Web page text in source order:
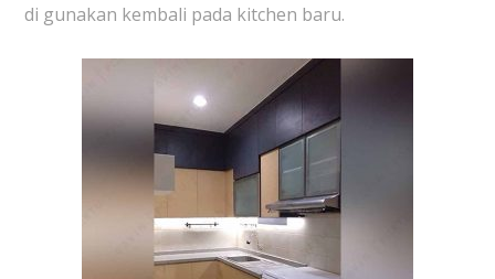
di gunakan kembali pada kitchen baru.